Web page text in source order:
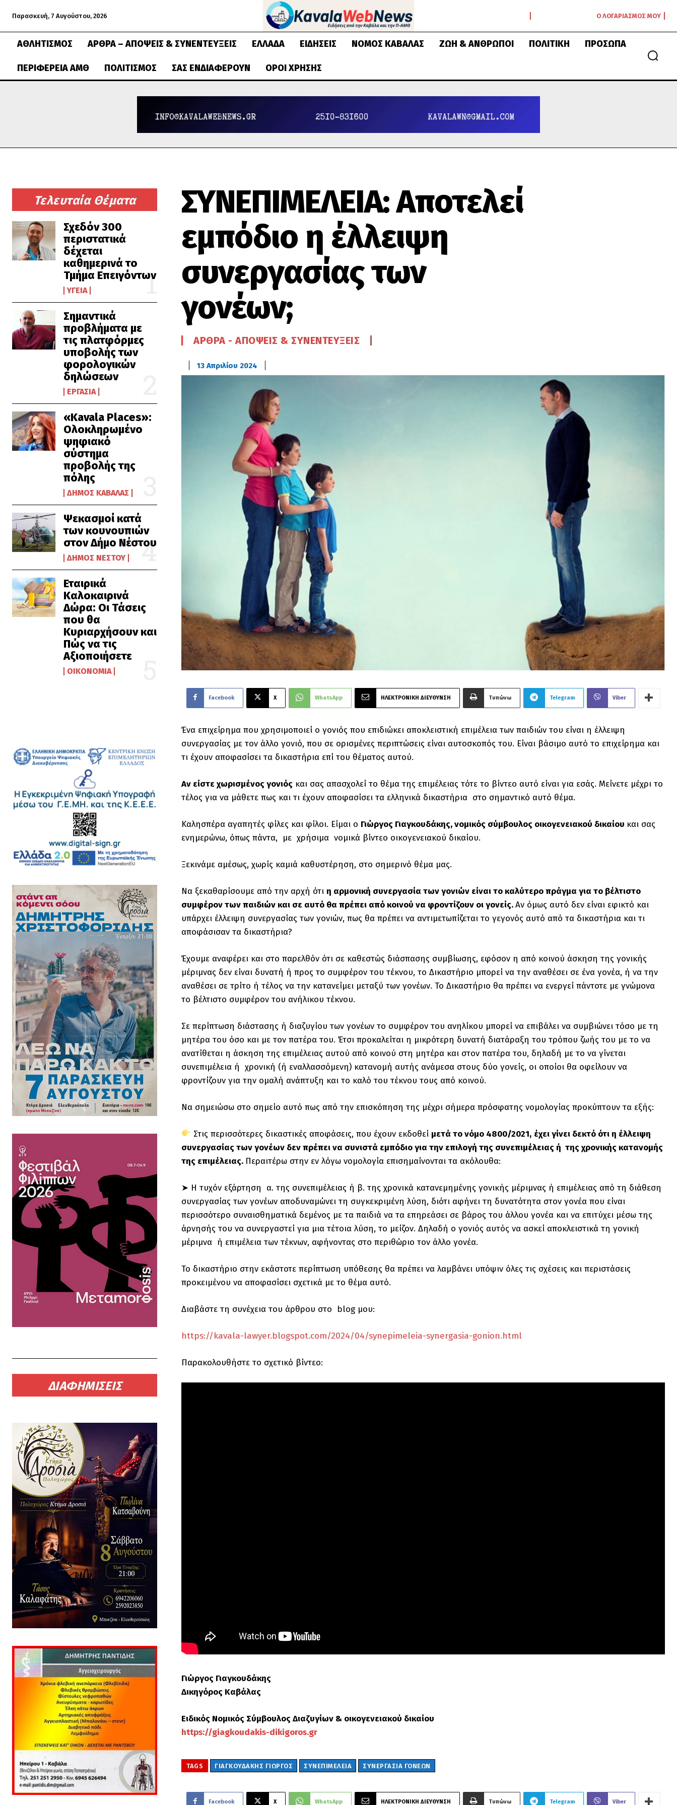
Παρασκευή, 7 Αυγούστου, 2026 Ο ΛΟΓΑΡΙΑΣΜΌΣ ΜΟΥ
ΑΘΛΗΤΙΣΜΌΣ ΆΡΘΡΑ – ΑΠΌΨΕΙΣ & ΣΥΝΕΝΤΕΎΞΕΙΣ ΕΛΛΆΔΑ ΕΙΔΉΣΕΙΣ ΝΟΜΌΣ ΚΑΒΆΛΑΣ ΖΩΉ & ΆΝΘΡΩΠΟΙ ΠΟΛΙΤΙΚΉ ΠΡΌΣΩΠΑ
ΠΕΡΙΦΈΡΕΙΑ ΑΜΘ ΠΟΛΙΤΙΣΜΌΣ ΣΑΣ ΕΝΔΙΑΦΈΡΟΥΝ ΌΡΟΙ ΧΡΉΣΗΣ
Τελευταία Θέματα
Σχεδόν 300
περιστατικά
δέχεται
καθημερινά το
Τμήμα Επειγόντων
ΥΓΕΊΑ
Σημαντικά
προβλήματα με
τις πλατφόρμες
υποβολής των
φορολογικών
δηλώσεων
ΕΡΓΑΣΊΑ
«Kavala Places»:
Ολοκληρωμένο
ψηφιακό
σύστημα
προβολής της
πόλης
ΔΉΜΟΣ ΚΑΒΆΛΑΣ
Ψεκασμοί κατά
των κουνουπιών
στον Δήμο Νέστου
ΔΉΜΟΣ ΝΈΣΤΟΥ
Εταιρικά
Καλοκαιρινά
Δώρα: Οι Τάσεις
που θα
Κυριαρχήσουν και
Πώς να τις
Αξιοποιήσετε
ΟΙΚΟΝΟΜΊΑ
ΔΙΑΦΗΜΙΣΕΙΣ
ΣΥΝΕΠΙΜΕΛΕΙΑ: Αποτελεί
εμπόδιο η έλλειψη
συνεργασίας των
γονέων;
ΆΡΘΡΑ - ΑΠΌΨΕΙΣ & ΣΥΝΕΝΤΕΎΞΕΙΣ
13 Απριλίου 2024
Facebook X WhatsApp ΗΛΕΚΤΡΟΝΙΚΗ ΔΙΕΥΘΥΝΣΗ Τυπώνω Telegram Viber
Ένα επιχείρημα που χρησιμοποιεί ο γονιός που επιδιώκει αποκλειστική επιμέλεια των παιδιών του είναι η έλλειψη
συνεργασίας με τον άλλο γονιό, που σε ορισμένες περιπτώσεις είναι αυτοσκοπός του. Είναι βάσιμο αυτό το επιχείρημα και
τι έχουν αποφασίσει τα δικαστήρια επί του θέματος αυτού.
Αν είστε χωρισμένος γονιός και σας απασχολεί το θέμα της επιμέλειας τότε το βίντεο αυτό είναι για εσάς. Μείνετε μέχρι το
τέλος για να μάθετε πως και τι έχουν αποφασίσει τα ελληνικά δικαστήρια στο σημαντικό αυτό θέμα.
Καλησπέρα αγαπητές φίλες και φίλοι. Είμαι ο Γιώργος Γιαγκουδάκης, νομικός σύμβουλος οικογενειακού δικαίου και σας
ενημερώνω, όπως πάντα, με χρήσιμα νομικά βίντεο οικογενειακού δικαίου.
Ξεκινάμε αμέσως, χωρίς καμιά καθυστέρηση, στo σημερινό θέμα μας.
Να ξεκαθαρίσουμε από την αρχή ότι η αρμονική συνεργασία των γονιών είναι το καλύτερο πράγμα για το βέλτιστο
συμφέρον των παιδιών και σε αυτό θα πρέπει από κοινού να φροντίζουν οι γονείς.Αν όμως αυτό δεν είναι εφικτό και
υπάρχει έλλειψη συνεργασίας των γονιών, πως θα πρέπει να αντιμετωπίζεται το γεγονός αυτό από τα δικαστήρια και τι
αποφάσισαν τα δικαστήρια?
Έχουμε αναφέρει και στο παρελθόν ότι σε καθεστώς διάσπασης συμβίωσης, εφόσον η από κοινού άσκηση της γονικής
μέριμνας δεν είναι δυνατή ή προς το συμφέρον του τέκνου, το Δικαστήριο μπορεί να την αναθέσει σε ένα γονέα, ή να την
αναθέσει σε τρίτο ή τέλος να την κατανείμει μεταξύ των γονέων. Το Δικαστήριο θα πρέπει να ενεργεί πάντοτε με γνώμονα
το βέλτιστο συμφέρον του ανήλικου τέκνου.
Σε περίπτωση διάστασης ή διαζυγίου των γονέων το συμφέρον του ανηλίκου μπορεί να επιβάλει να συμβιώνει τόσο με τη
μητέρα του όσο και με τον πατέρα του. Έτσι προκαλείται η μικρότερη δυνατή διατάραξη του τρόπου ζωής του με το να
ανατίθεται η άσκηση της επιμέλειας αυτού από κοινού στη μητέρα και στον πατέρα του, δηλαδή με το να γίνεται
συνεπιμέλεια ή χρονική (ή εναλλασσόμενη) κατανομή αυτής ανάμεσα στους δύο γονείς, οι οποίοι θα οφείλουν να
φροντίζουν για την ομαλή ανάπτυξη και το καλό του τέκνου τους από κοινού.
Να σημειώσω στο σημείο αυτό πως από την επισκόπηση της μέχρι σήμερα πρόσφατης νομολογίας προκύπτουν τα εξής:
Στις περισσότερες δικαστικές αποφάσεις, που έχουν εκδοθεί μετά το νόμο 4800/2021, έχει γίνει δεκτό ότι η έλλειψη
συνεργασίας των γονέων δεν πρέπει να συνιστά εμπόδιο για την επιλογή της συνεπιμέλειας ή της χρονικής κατανομής
της επιμέλειας. Περαιτέρω στην εν λόγω νομολογία επισημαίνονται τα ακόλουθα:
➤ Η τυχόν εξάρτηση α. της συνεπιμέλειας ή β. της χρονικά κατανεμημένης γονικής μέριμνας ή επιμέλειας από τη διάθεση
συνεργασίας των γονέων αποδυναμώνει τη συγκεκριμένη λύση, διότι αφήνει τη δυνατότητα στον γονέα που είναι
περισσότερο συναισθηματικά δεμένος με τα παιδιά να τα επηρεάσει σε βάρος του άλλου γονέα και να επιτύχει μέσω της
άρνησής του να συνεργαστεί για μια τέτοια λύση, το μείζον. Δηλαδή ο γονιός αυτός να ασκεί αποκλειστικά τη γονική
μέριμνα ή επιμέλεια των τέκνων, αφήνοντας στο περιθώριο τον άλλο γονέα.
Το δικαστήριο στην εκάστοτε περίπτωση υπόθεσης θα πρέπει να λαμβάνει υπόψιν όλες τις σχέσεις και περιστάσεις
προκειμένου να αποφασίσει σχετικά με το θέμα αυτό.
Διαβάστε τη συνέχεια του άρθρου στo blog μου:
https://kavala-lawyer.blogspot.com/2024/04/synepimeleia-synergasia-gonion.html
Παρακολουθήστε το σχετικό βίντεο:
Γιώργος Γιαγκουδάκης
Δικηγόρος Καβάλας
Ειδικός Νομικός Σύμβουλος Διαζυγίων & οικογενειακού δικαίου
https://giagkoudakis-dikigoros.gr
TAGS ΓΙΑΓΚΟΥΔΑΚΗΣ ΓΙΩΡΓΟΣ ΣΥΝΕΠΙΜΈΛΕΙΑ ΣΥΝΕΡΓΑΣΙΑ ΓΟΝΕΩΝ
Facebook X WhatsApp ΗΛΕΚΤΡΟΝΙΚΗ ΔΙΕΥΘΥΝΣΗ Τυπώνω Telegram Viber